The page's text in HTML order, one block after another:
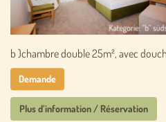
b )chambre double 25m², avec
Demande
Plus d’information / Réservation